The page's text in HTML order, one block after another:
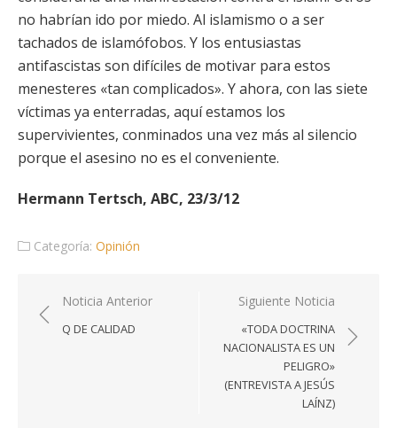
no habrían ido por miedo. Al islamismo o a ser
tachados de islamófobos. Y los entusiastas
antifascistas son difíciles de motivar para estos
menesteres «tan complicados». Y ahora, con las siete
víctimas ya enterradas, aquí estamos los
supervivientes, conminados una vez más al silencio
porque el asesino no es el conveniente.
Hermann Tertsch, ABC, 23/3/12
Categoría: Opinión
Navegación
de
Noticia Anterior
Q DE CALIDAD
Siguiente Noticia
«TODA DOCTRINA
NACIONALISTA ES UN
PELIGRO»
(ENTREVISTA A JESÚS
LAÍNZ)